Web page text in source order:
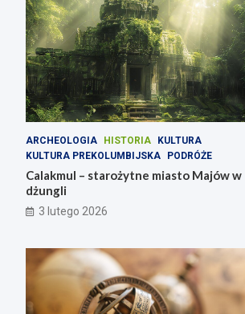
ARCHEOLOGIA HISTORIA
KULTURA
KULTURA PREKOLUMBIJSKA
PODRÓŻE
Calakmul – starożytne miasto Majów w
dżungli
3 lutego 2026